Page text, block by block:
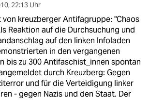
, 22:13 Uhr
von kreuzberger Antifagruppe: "Chaos
Reaktion auf die Durchsuchung und
auf den linken Infoladen
in den vergangenen
bis zu 300 Antifaschist_innen spontan
durch Kreuzberg: Gegen
und für die Verteidigung linker
- gegen Nazis und den Staat. Der